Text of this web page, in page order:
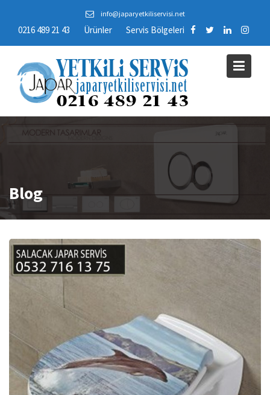
content
info@japaryetkiliservisi.net
0216 489 21 43 Ürünler Servis Bölgeleri
Blog